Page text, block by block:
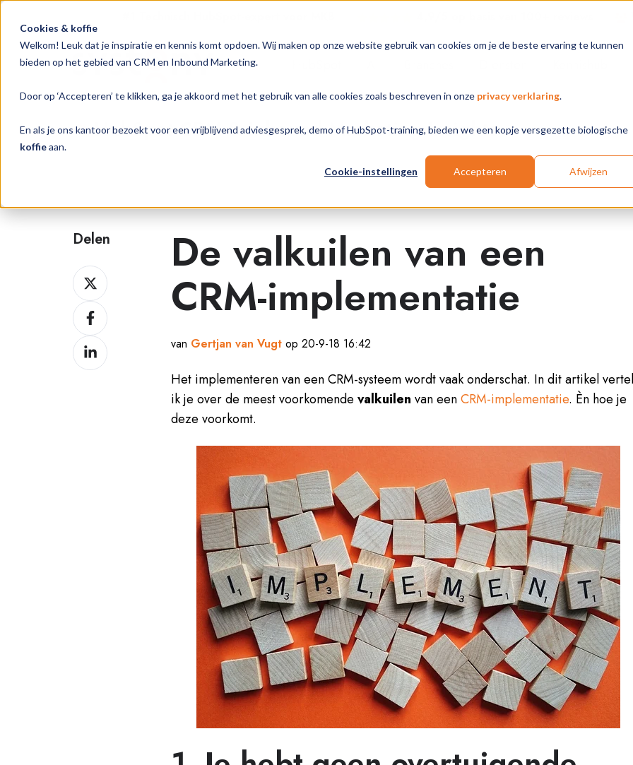
Cookies & koffie
Welkom! Leuk dat je inspiratie en kennis komt opdoen. Wij maken op onze website gebruik van cookies om je de beste ervaring te kunnen
bieden op het gebied van CRM en Inbound Marketing.
Door op ‘Accepteren’ te klikken, ga je akkoord met het gebruik van alle cookies zoals beschreven in onze privacy verklaring.
En als je ons kantoor bezoekt voor een vrijblijvend adviesgesprek, demo of HubSpot-training, bieden we een kopje versgezette biologische
koffieaan.
Cookie-instellingen Accepteren Afwijzen
HubSpot CRM & Inbound Marketing Insights
Delen
Delen
op
Twitter
Delen
op
Facebook
Delen
op
De valkuilen van een
CRM-implementatie
van Gertjan van Vugt op 20-9-18 16:42
Het implementeren van een CRM-systeem wordt vaak onderschat. In dit artikel vertel
ik je over de meest voorkomendevalkuilen van eenCRM-implementatie. Èn hoe je
deze voorkomt.